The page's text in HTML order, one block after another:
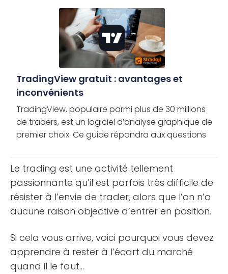
TradingView gratuit : avantages et
inconvénients
TradingView, populaire parmi plus de 30 millions
de traders, est un logiciel d’analyse graphique de
premier choix. Ce guide répondra aux questions
Le trading est une activité tellement
passionnante qu’il est parfois très difficile de
résister à l’envie de trader, alors que l’on n’a
aucune raison objective d’entrer en position.
Si cela vous arrive, voici pourquoi vous devez
apprendre à rester à l’écart du marché
quand il le faut…